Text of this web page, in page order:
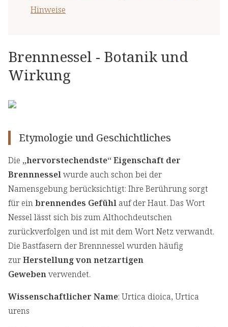
Hinweise
Brennnessel - Botanik und
Wirkung
Etymologie und Geschichtliches
Die „hervorstechendste“ Eigenschaft der
Brennnesselwurde auch schon bei der
Namensgebung berücksichtigt: Ihre Berührung sorgt
für einbrennendes Gefühl auf der Haut. Das Wort
Nessel lässt sich bis zum Althochdeutschen
zurückverfolgen und ist mit dem Wort Netz verwandt.
Die Bastfasern der Brennnessel wurden häufig
zurHerstellung von netzartigen
Gewebenverwendet.
Wissenschaftlicher Name: Urtica dioica, Urtica
urens